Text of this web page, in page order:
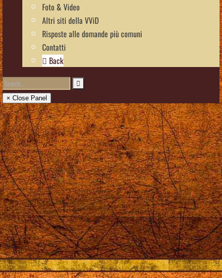
Foto & Video
Altri siti della VViD
Risposte alle domande più comuni
Contatti
Back
× Close Panel